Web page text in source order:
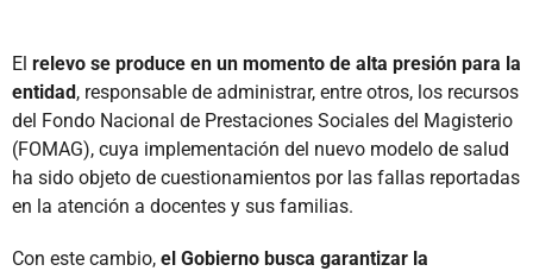
El relevo se produce en un momento de alta presión para la
entidad, responsable de administrar, entre otros, los recursos
del Fondo Nacional de Prestaciones Sociales del Magisterio
(FOMAG), cuya implementación del nuevo modelo de salud
ha sido objeto de cuestionamientos por las fallas reportadas
en la atención a docentes y sus familias.
Con este cambio, el Gobierno busca garantizar la